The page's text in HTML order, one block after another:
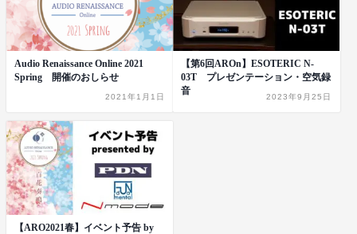
Audio Renaissance Online 2021
Spring 開催のおしらせ
2021年1月1日
【第6回AROn】ESOTERIC N-
03T プレゼンテーション・空気録
音
2023年9月25日
【ARO2021春】イベント予告 by